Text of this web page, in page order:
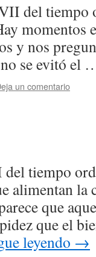
del tiempo
momentos
y nos
no se evitó el
un comentario
tiempo
alimentan
que
que el
leyendo →